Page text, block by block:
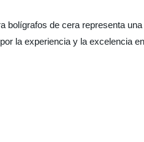
bolígrafos de cera representa
la experiencia y la excelencia